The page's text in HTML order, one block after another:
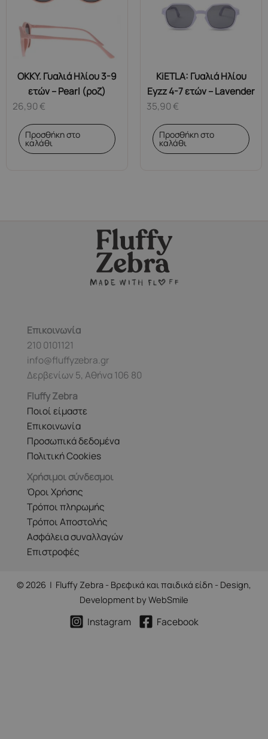
OKKY. Γυαλιά Ηλίου 3-9
ετών – Pearl (ροζ)
26,90€
Προσθήκη στο
καλάθι
KiETLA: Γυαλιά Ηλίου
Eyzz 4-7 ετών – Lavender
35,90€
Προσθήκη στο
καλάθι
Επικοινωνία
210 0101121
info@fluffyzebra.gr
Δερβενίων 5, Αθήνα 106 80
Fluffy Zebra
Ποιοί είμαστε
Επικοινωνία
Προσωπικά δεδομένα
Πολιτική Cookies
Χρήσιμοι σύνδεσμοι
Όροι Χρήσης
Τρόποι πληρωμής
Τρόποι Αποστολής
Ασφάλεια συναλλαγών
Επιστροφές
© 2026 | Fluffy Zebra - Βρεφικά και παιδικά είδη - Design,
Development byWebSmile
Instagram Facebook